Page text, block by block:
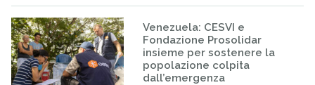
Venezuela: CESVI e
Fondazione Prosolidar
insieme per sostenere la
popolazione colpita
dall’emergenza